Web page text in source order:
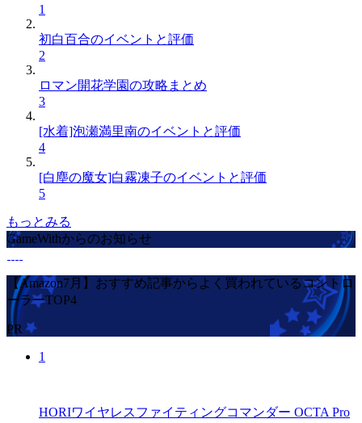
1
初白百合のイベントと評価
2
ロマン開花学園の攻略まとめ
3
[水着]泡瀬満里南のイベントと評価
4
[白塵の魔女]白霧凍子のイベントと評価
5
もっとみる
GameWithからのお知らせ
【Amazon7月】おすすめ記事からよく買われているコントロ
ーラーTOP4
PR
1
HORIワイヤレスファイティングコマンダー OCTA Pro